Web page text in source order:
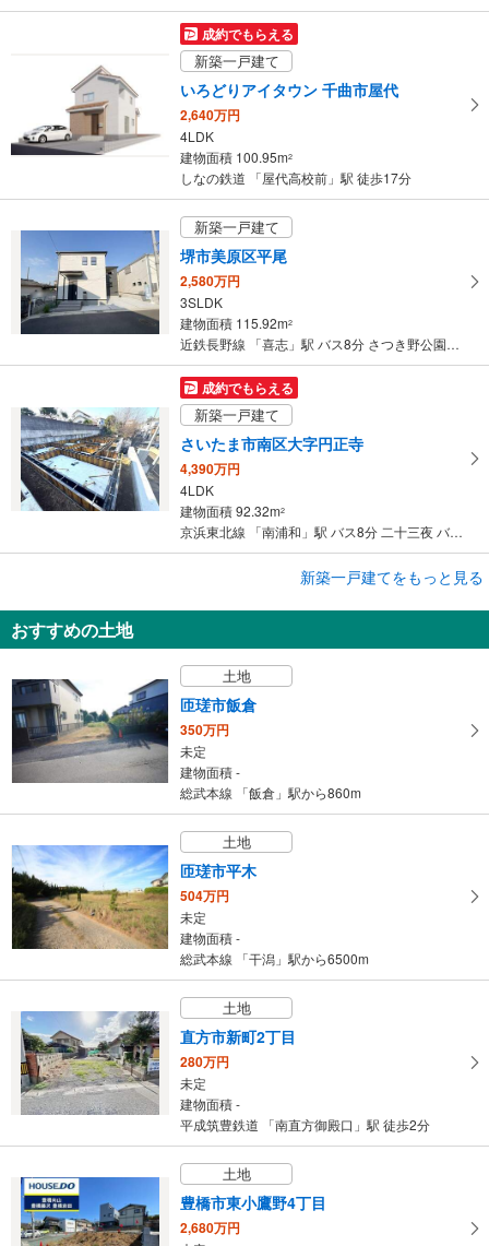
に
存
成約でもらえる
新築一戸建て
いろどりアイタウン 千曲市屋代
2,640万円
4LDK
建物面積 100.95m2
しなの鉄道 「屋代高校前」駅 徒歩17分
新築一戸建て
堺市美原区平尾
2,580万円
3SLDK
建物面積 115.92m2
近鉄長野線 「喜志」駅 バス8分 さつき野公園前 バス停下車 徒歩12分
成約でもらえる
新築一戸建て
さいたま市南区大字円正寺
4,390万円
4LDK
建物面積 92.32m2
京浜東北線 「南浦和」駅 バス8分 二十三夜 バス停下車 徒歩5分
建物面積 88.39m
新築一戸建てをもっと見る
おすすめの土地
土地
匝瑳市飯倉
350万円
未定
建物面積 -
総武本線 「飯倉」駅から860m
土地
匝瑳市平木
504万円
未定
建物面積 -
総武本線 「干潟」駅から6500m
土地
直方市新町2丁目
280万円
未定
建物面積 -
平成筑豊鉄道 「南直方御殿口」駅 徒歩2分
土地
豊橋市東小鷹野4丁目
2,680万円